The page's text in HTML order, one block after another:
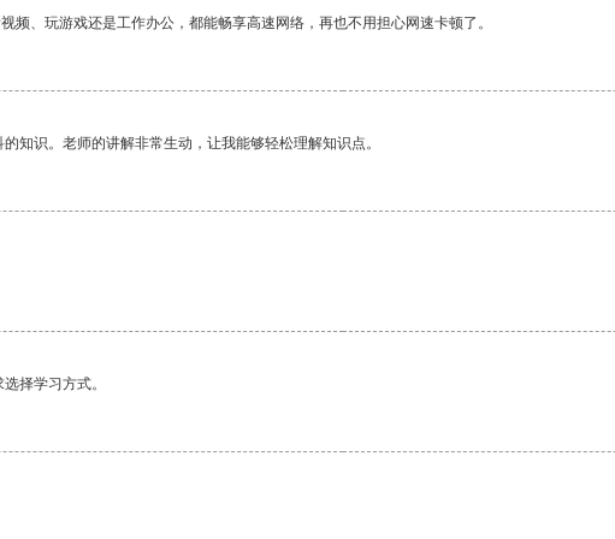
频、玩游戏还是工作办公，都能畅享高速网络，再也不用担心网速卡顿了。
知识。老师的讲解非常生动，让我能够轻松理解知识点。
择学习方式。